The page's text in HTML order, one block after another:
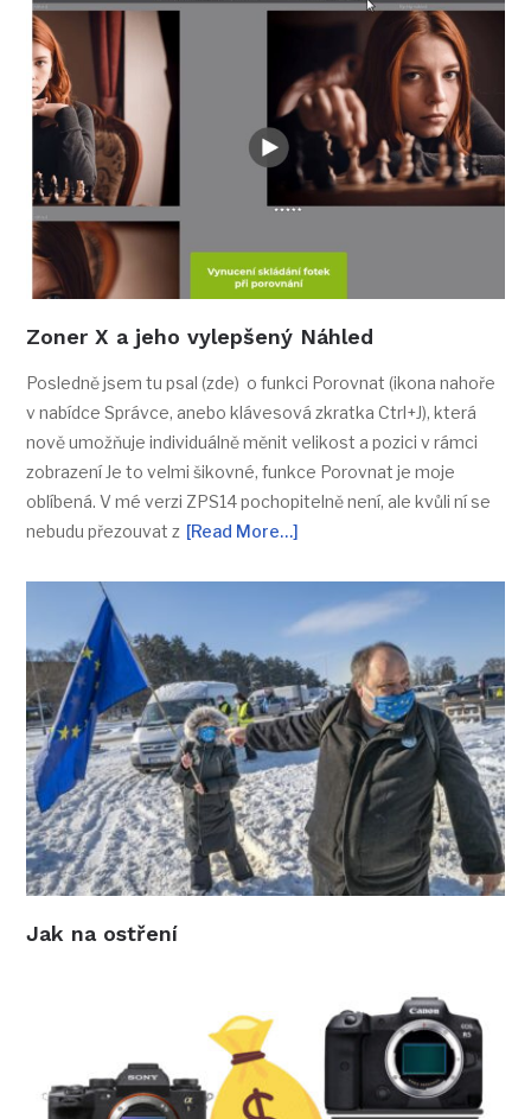
Zoner X a jeho vylepšený Náhled
Posledně jsem tu psal (zde) o funkci Porovnat (ikona nahoře
v nabídce Správce, anebo klávesová zkratka Ctrl+J), která
nově umožňuje individuálně měnit velikost a pozici v rámci
zobrazení Je to velmi šikovné, funkce Porovnat je moje
oblíbená. V mé verzi ZPS14 pochopitelně není, ale kvůli ní se
nebudu přezouvat z [Read More…]
Jak na ostření